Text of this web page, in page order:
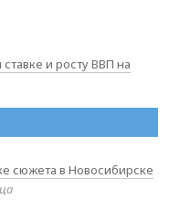
и росту ВВП на
сюжета в Новосибирске